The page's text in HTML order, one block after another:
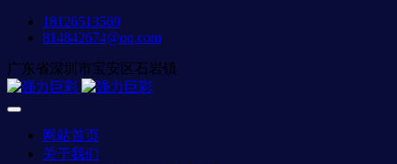
18126513569
814842674@qq.com
广东省深圳市宝安区石岩镇
网站首页
关于我们